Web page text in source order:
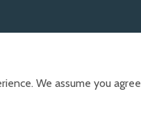
We assume you